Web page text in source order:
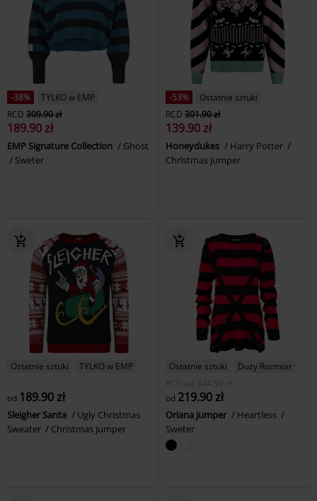
-38%
TYLKO w EMP
RCD 309.90 zł
189.90 zł
EMP Signature Collection
Ghost
Sweter
-53%
Ostatnie sztuki
RCD 301.90 zł
139.90 zł
Honeydukes
Harry Potter
Christmas jumper
Ostatnie sztuki TYLKO w EMP
od 189.90 zł
Sleigher Santa
Ugly Christmas
Sweater
Christmas jumper
Ostatnie sztuki
Duży Rozmiar
RCD
od 244.99 zł
od 219.90 zł
Oriana jumper
Heartless
Sweter